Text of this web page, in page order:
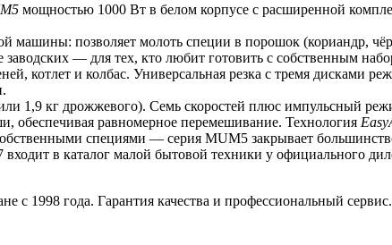
мощностью 1000 Вт в белом корпусе с расширенной
машины: позволяет молоть специи в порошок (кориандр,
— для тех, кто любит готовить с собственным
котлет и колбас. Универсальная резка с тремя дисками
1,9 кг дрожжевого). Семь скоростей плюс импульсный
обеспечивая равномерное перемешивание. Технология
специями — серия MUM5 закрывает
в каталог малой бытовой техники у официального
1998 года. Гарантия качества и профессиональный сервис.